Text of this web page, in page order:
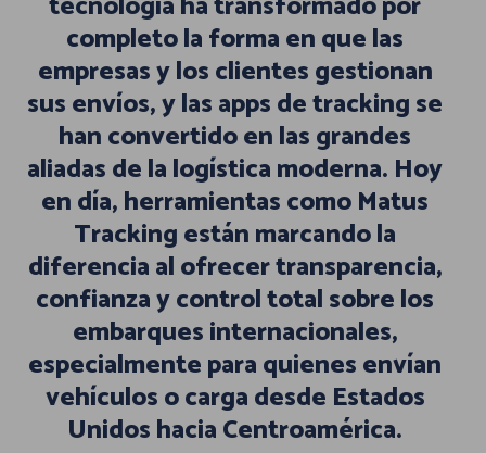
completo la forma en que las
empresas y los clientes gestionan
sus envíos, y las apps de tracking se
han convertido en las grandes
aliadas de la logística moderna. Hoy
en día, herramientas como Matus
Tracking están marcando la
diferencia al ofrecer transparencia,
confianza y control total sobre los
embarques internacionales,
especialmente para quienes envían
vehículos o carga desde Estados
Unidos hacia Centroamérica.